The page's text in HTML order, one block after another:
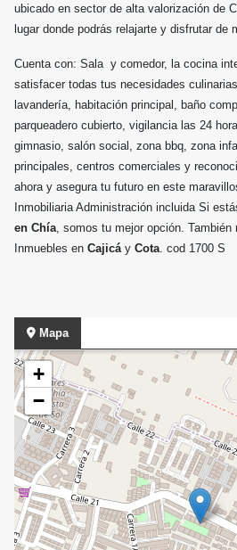
ubicado en sector de alta valorización de
lugar donde podrás relajarte y disfrutar de
Cuenta con: Sala y comedor, la cocina
satisfacer todas tus necesidades
lavandería, habitación principal, baño
parqueadero cubierto, vigilancia las 24
gimnasio, salón social, zona bbq, zona
principales, centros comerciales y
ahora y asegura tu futuro en este
Inmobiliaria Administración incluida Si
en Chía, somos tu mejor opción. También
Inmuebles en Cajicáy Cota. cod 1700 S
Mapa
+
−